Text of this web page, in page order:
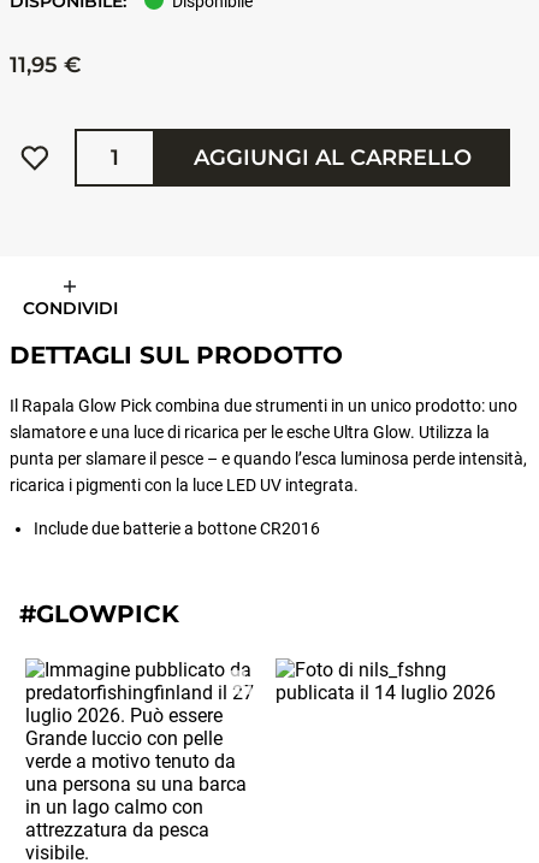
11,95 €
Quantità
AGGIUNGI AL CARRELLO
CONDIVIDI
DETTAGLI SUL PRODOTTO
Il Rapala Glow Pick combina due strumenti in un unico prodotto: uno
slamatore e una luce di ricarica per le esche Ultra Glow. Utilizza la
punta per slamare il pesce – e quando l’esca luminosa perde intensità,
ricarica i pigmenti con la luce LED UV integrata.
Include due batterie a bottone CR2016
#GLOWPICK